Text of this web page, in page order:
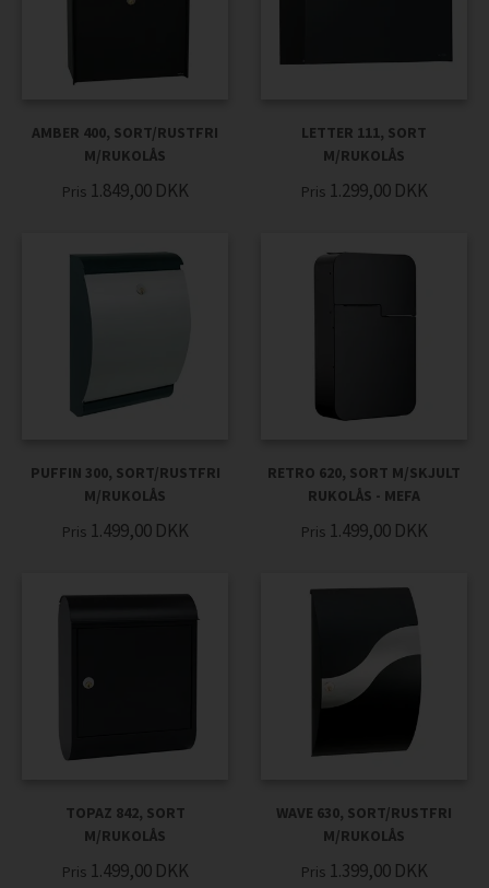
AMBER 400, SORT/RUSTFRI
M/RUKOLÅS
Pris 1.849,00 DKK
LETTER 111, SORT
M/RUKOLÅS
Pris 1.299,00 DKK
PUFFIN 300, SORT/RUSTFRI
M/RUKOLÅS
Pris 1.499,00 DKK
RETRO 620, SORT M/SKJULT
RUKOLÅS - MEFA
Pris 1.499,00 DKK
TOPAZ 842, SORT
M/RUKOLÅS
Pris 1.499,00 DKK
WAVE 630, SORT/RUSTFRI
M/RUKOLÅS
Pris 1.399,00 DKK